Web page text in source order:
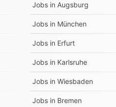
Jobs in Augsburg
Jobs in München
Jobs in Erfurt
Jobs in Karlsruhe
Jobs in Wiesbaden
Jobs in Bremen